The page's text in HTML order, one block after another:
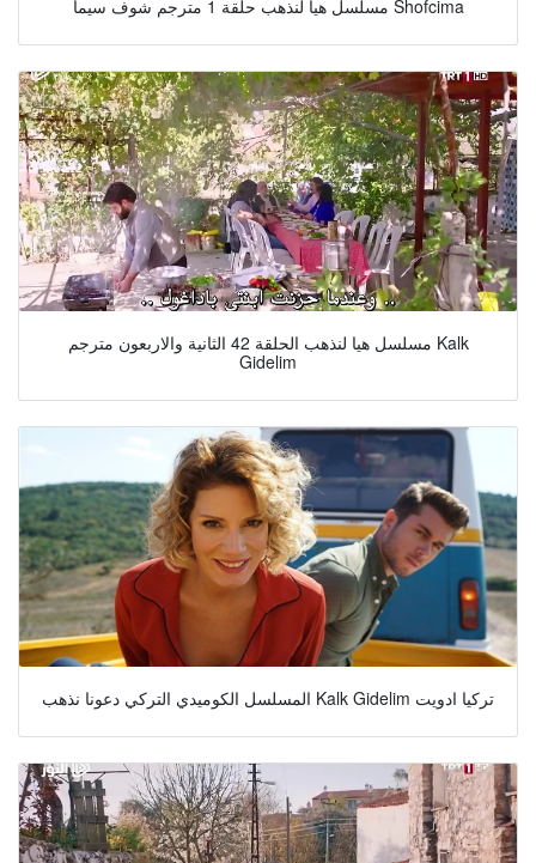
مسلسل هيا لنذهب حلقة 1 مترجم شوف سيما Shofcima
مسلسل هيا لنذهب الحلقة 42 الثانية والاربعون مترجم Kalk
Gidelim
المسلسل الكوميدي التركي دعونا نذهب Kalk Gidelim تركيا ادويت